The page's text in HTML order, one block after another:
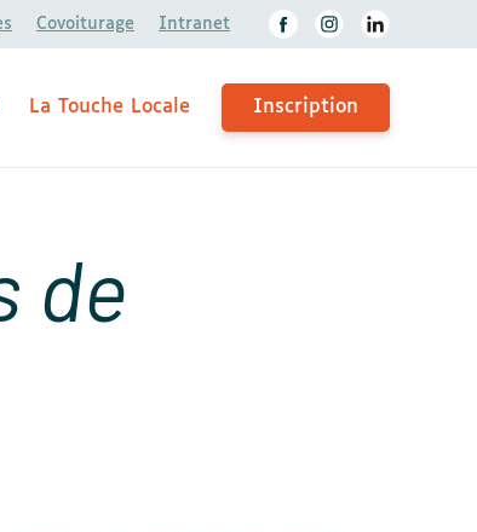
Covoiturage Intranet
La Touche Locale Inscription
de